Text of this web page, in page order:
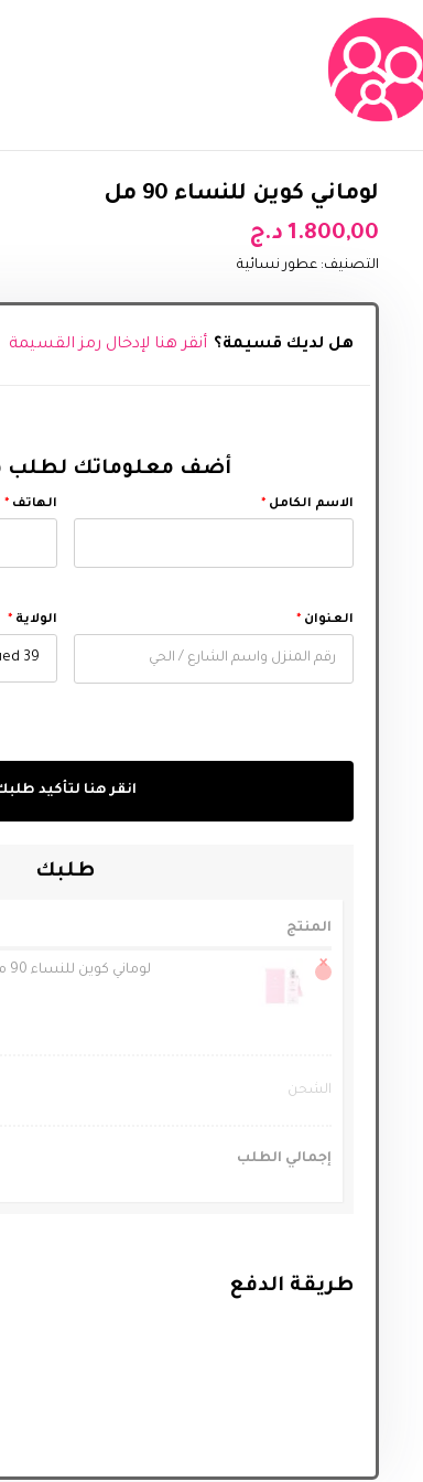
لوماني كوين للنساء 90 مل
1.800,00 د.ج
التصنيف: عطور نسائية
هل لديك قسيمة؟ أنقر هنا لإدخال رمز القسيمة
أضف معلوماتك لطلب
الاسم الكامل * الهاتف*
العنوان * الولاية *
39 Eloued - الوادي
انقر هنا لتأكيد
طلبك
المنتج
× لوماني كوين للنساء 90 مل
الشحن
إجمالي الطلب
طريقة الدفع